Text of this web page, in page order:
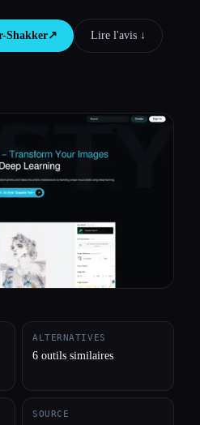
Shakker↗︎ Lire l'avis ↓︎
ALTERNATIVES
6 outils similaires
SOURCE